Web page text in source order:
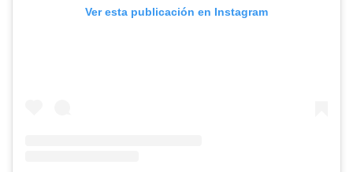
Ver esta publicación en Instagram